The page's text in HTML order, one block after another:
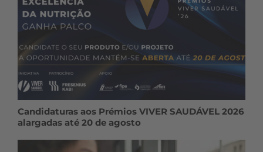
Candidaturas aos Prémios VIVER SAUDÁVEL 2026
alargadas até 20 de agosto